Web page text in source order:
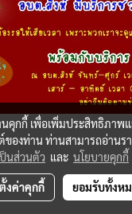
นคุกกี้ เพื่อเพิ่มประสิทธิภา
ของท่าน ท่านสามารถอ่านร
นส่วนตัว และ นโยบายคุกกี้
ตั้งค่าคุกกี้ ยอมรับทั้งห